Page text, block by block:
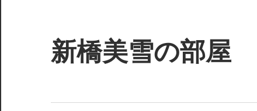
テ
ン
新橋美雪の部屋